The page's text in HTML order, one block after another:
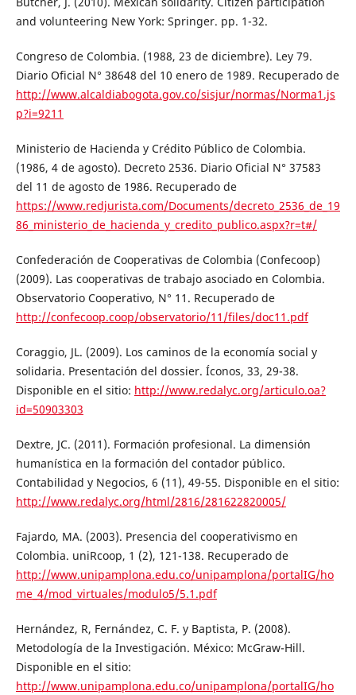
and volunteering New York: Springer. pp. 1-32.
Congreso de Colombia. (1988, 23 de diciembre). Ley 79.
Diario Oficial N° 38648 del 10 enero de 1989. Recuperado de
http://www.alcaldiabogota.gov.co/sisjur/normas/Norma1.js
p?i=9211
Ministerio de Hacienda y Crédito Público de Colombia.
(1986, 4 de agosto). Decreto 2536. Diario Oficial N° 37583
del 11 de agosto de 1986. Recuperado de
https://www.redjurista.com/Documents/decreto_2536_de_19
86_ministerio_de_hacienda_y_credito_publico.aspx?r=t#/
Confederación de Cooperativas de Colombia (Confecoop)
(2009). Las cooperativas de trabajo asociado en Colombia.
Observatorio Cooperativo, N° 11. Recuperado de
http://confecoop.coop/observatorio/11/files/doc11.pdf
Coraggio, JL. (2009). Los caminos de la economía social y
solidaria. Presentación del dossier. Íconos, 33, 29-38.
Disponible en el sitio: http://www.redalyc.org/articulo.oa?
id=50903303
Dextre, JC. (2011). Formación profesional. La dimensión
humanística en la formación del contador público.
Contabilidad y Negocios, 6 (11), 49-55. Disponible en el sitio:
http://www.redalyc.org/html/2816/281622820005/
Fajardo, MA. (2003). Presencia del cooperativismo en
Colombia. uniRcoop, 1 (2), 121-138. Recuperado de
http://www.unipamplona.edu.co/unipamplona/portalIG/ho
me_4/mod_virtuales/modulo5/5.1.pdf
Hernández, R, Fernández, C. F. y Baptista, P. (2008).
Metodología de la Investigación. México: McGraw-Hill.
Disponible en el sitio:
http://www.unipamplona.edu.co/unipamplona/portalIG/ho